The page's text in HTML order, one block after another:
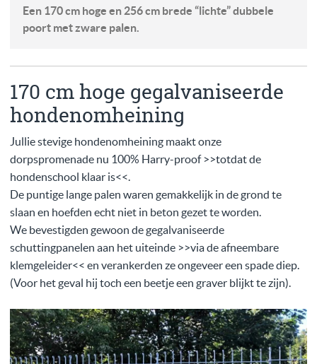
Een 170 cm hoge en 256 cm brede “lichte” dubbele
poort met zware palen.
170 cm hoge gegalvaniseerde
hondenomheining
Jullie stevige hondenomheining maakt onze
dorpspromenade nu 100% Harry-proof >>totdat de
hondenschool klaar is<<.
De puntige lange palen waren gemakkelijk in de grond te
slaan en hoefden echt niet in beton gezet te worden.
We bevestigden gewoon de gegalvaniseerde
schuttingpanelen aan het uiteinde >>via de afneembare
klemgeleider<< en verankerden ze ongeveer een spade diep.
(Voor het geval hij toch een beetje een graver blijkt te zijn).